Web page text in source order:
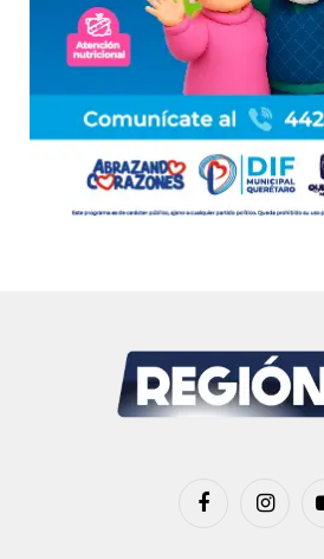
Facebook